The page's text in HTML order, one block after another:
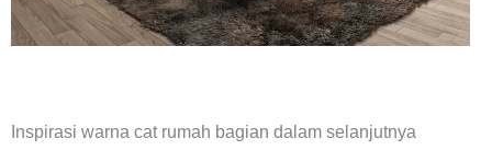
Inspirasi warna cat rumah bagian dalam selanjutnya